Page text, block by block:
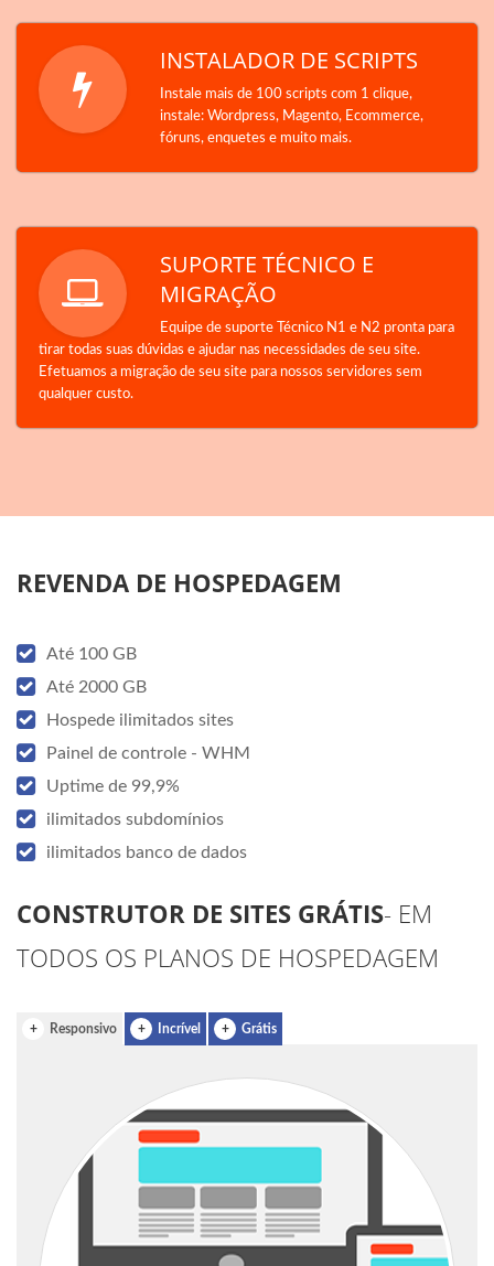
INSTALADOR DE SCRIPTS
Instale mais de 100 scripts com 1 clique,
instale: Wordpress, Magento, Ecommerce,
fóruns, enquetes e muito mais.
SUPORTE TÉCNICO E
MIGRAÇÃO
Equipe de suporte Técnico N1 e N2 pronta para
tirar todas suas dúvidas e ajudar nas necessidades de seu site.
Efetuamos a migração de seu site para nossos servidores sem
qualquer custo.
REVENDA DE HOSPEDAGEM
Até 100 GB
Até 2000 GB
Hospede ilimitados sites
Painel de controle - WHM
Uptime de 99,9%
ilimitados subdomínios
ilimitados banco de dados
CONSTRUTOR DE SITES GRÁTIS- EM
TODOS OS PLANOS DE HOSPEDAGEM
+ Responsivo + Incrível + Grátis